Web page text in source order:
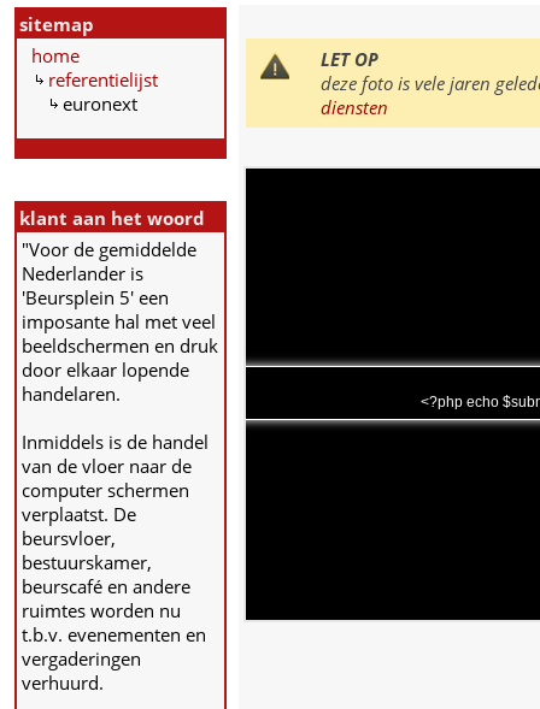
sitemap
home
referentielijst
euronext
klant aan het woord
"Voor de gemiddelde
Nederlander is
'Beursplein 5' een
imposante hal met veel
beeldschermen en druk
door elkaar lopende
handelaren.
Inmiddels is de handel
van de vloer naar de
computer schermen
verplaatst. De
beursvloer,
bestuurskamer,
beurscafé en andere
ruimtes worden nu
t.b.v. evenementen en
vergaderingen
verhuurd.
LET OP
deze foto is vele jaren
diensten
<?php echo